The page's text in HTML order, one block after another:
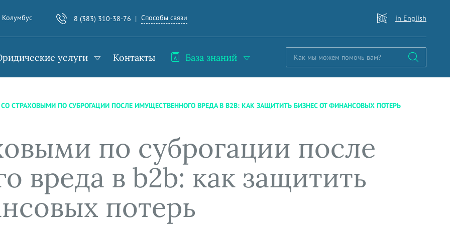
Колумбус 8 (383) 310-38-76 Способы связи in English
услуги Контакты База знаний
СТРАХОВЫМИ ПО СУБРОГАЦИИ ПОСЛЕ ИМУЩЕСТВЕННОГО ВРЕДА В B2B: КАК ЗАЩИТИТЬ БИЗНЕС ОТ ФИНАНСОВЫХ ПОТЕРЬ
по суброгации после
вреда в b2b: как защитить
потерь